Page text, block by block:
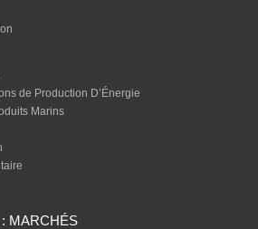
de Production D’Énergie
Marins
MARCHÉS